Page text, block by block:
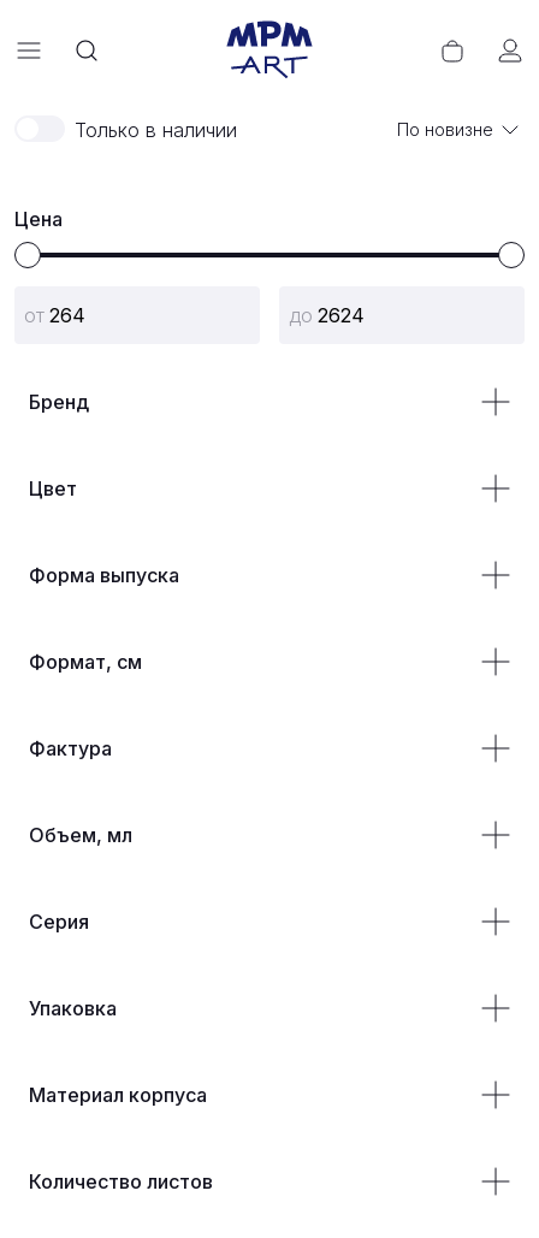
Только в наличии По новизне
Цена
Бренд
Цвет
Форма выпуска
Формат, см
Фактура
Объем, мл
Серия
Упаковка
Материал корпуса
Количество листов